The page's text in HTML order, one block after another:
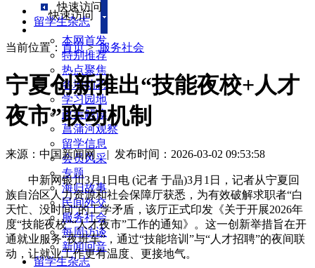
快速访问
本网首发
特别推荐
热点聚焦
各地动态
学习园地
政策解读
菖蒲河观察
留学信息
会员风采
专题
海归故事
民间外交
服务社会
每周访谈
新闻回音
留学生杂志
快速访问
留学生杂志
当前位置： 首页>服务社会
宁夏创新推出“技能夜校+人才
夜市”联动机制
来源：中国新闻网 | 发布时间：2026-03-02 09:53:58
中新网银川3月1日电 (记者 于晶)3月1日，记者从宁夏回
族自治区人力资源和社会保障厅获悉，为有效破解求职者“白
天忙、没时间”的工学矛盾，该厅正式印发《关于开展2026年
度“技能夜校”“人才夜市”工作的通知》。这一创新举措旨在开
通就业服务“夜班车”，通过“技能培训”与“人才招聘”的夜间联
动，让就业工作更有温度、更接地气。